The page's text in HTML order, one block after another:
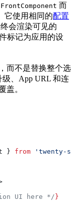
而
它使用相同的配置
会渲染可见的
标记为应用的设
而不是替换整个选
、App URL 和连
盖。
} from 'twenty-
UI here */ }